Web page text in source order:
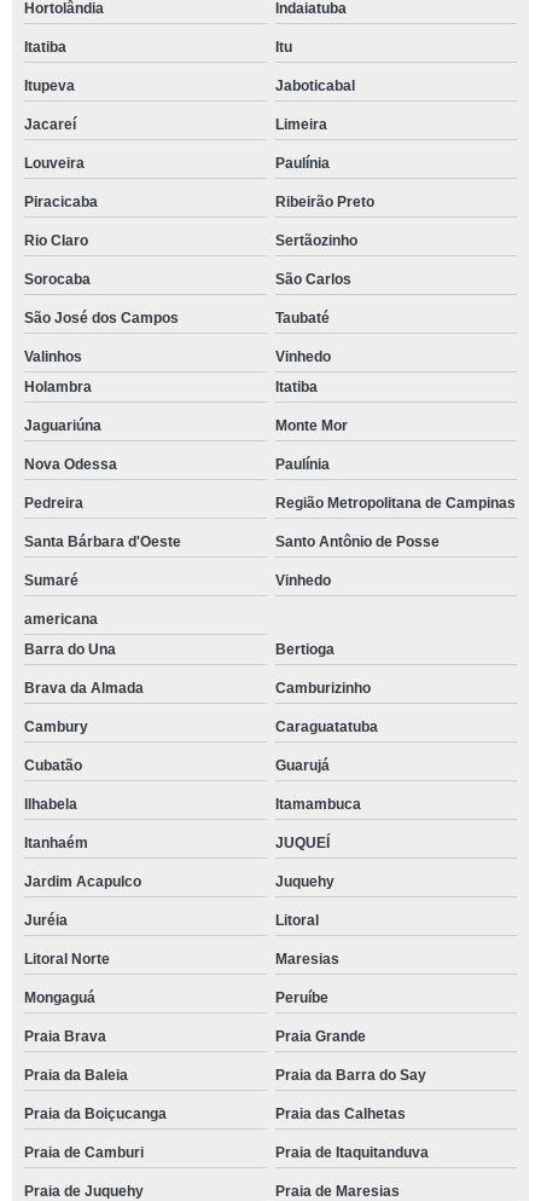
Hortolândia Indaiatuba
Itatiba Itu
Itupeva Jaboticabal
Jacareí Limeira
Louveira Paulínia
Piracicaba Ribeirão Preto
Rio Claro Sertãozinho
Sorocaba São Carlos
São José dos Campos Taubaté
Valinhos
Vinhedo
Holambra
Itatiba
Jaguariúna Monte Mor
Nova Odessa Paulínia
Pedreira Região Metropolitana de Campinas
Santa Bárbara d'Oeste Santo Antônio de Posse
Sumaré Vinhedo
americana
Barra do Una
Bertioga
Brava da Almada Camburizinho
Cambury Caraguatatuba
Cubatão Guarujá
Ilhabela Itamambuca
Itanhaém JUQUEÍ
Jardim Acapulco Juquehy
Juréia Litoral
Litoral Norte Maresias
Mongaguá Peruíbe
Praia Brava Praia Grande
Praia da Baleia Praia da Barra do Say
Praia da Boiçucanga Praia das Calhetas
Praia de Camburi Praia de Itaquitanduva
Praia de Juquehy Praia de Maresias